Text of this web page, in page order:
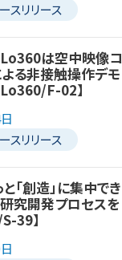
スリリース
は空中映像コ
る非接触操作デモ
F-02】
スリリース
「創造」に集中でき
究開発プロセスを
39】